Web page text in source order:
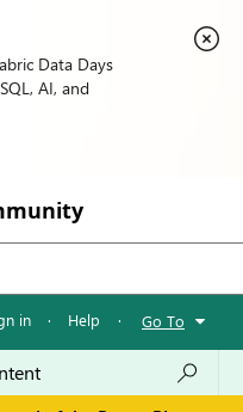
Data Days
AI, and
in · Help · Go To